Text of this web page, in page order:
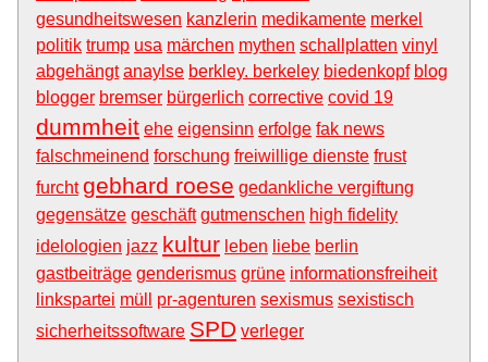
gesundheitswesen kanzlerin medikamente merkel
politik trump usa märchen mythen schallplatten vinyl
abgehängt anaylse berkley. berkeley biedenkopf blog
blogger bremser bürgerlich corrective covid 19
dummheit ehe eigensinn erfolge fak news
falschmeinend forschung freiwillige dienste frust
furcht gebhard roese gedankliche vergiftung
gegensätze geschäft gutmenschen high fidelity
idelologien jazz kultur leben liebe berlin
gastbeiträge genderismus grüne informationsfreiheit
linkspartei müll pr-agenturen sexismus sexistisch
sicherheitssoftware SPD verleger